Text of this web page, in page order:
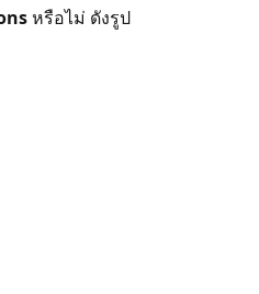
หรือไม่ ดังรูป